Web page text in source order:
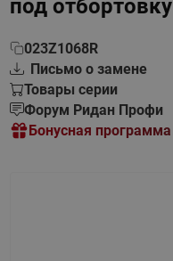
под отбортовку
023Z1068R
Письмо о замене
Товары серии
Форум Ридан Профи
Бонусная программа